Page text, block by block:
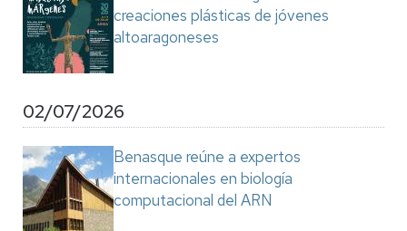
creaciones plásticas de jóvenes
altoaragoneses
02/07/2026
Benasque reúne a expertos
internacionales en biología
computacional del ARN